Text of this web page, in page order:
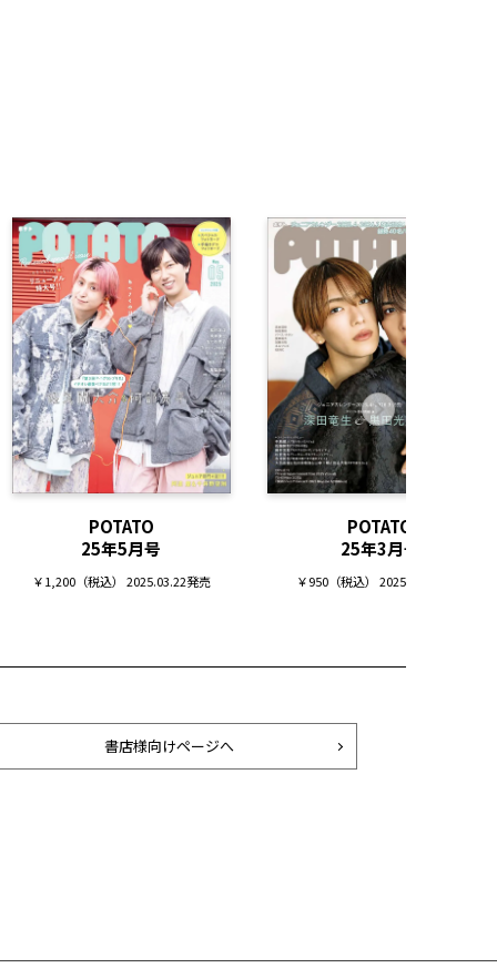
POTATO
25年5月号
￥1,200（税込） 2025.03.22発売
POTATO
25年3月号
￥950（税込） 2025.02.07発売
書店様向けページへ